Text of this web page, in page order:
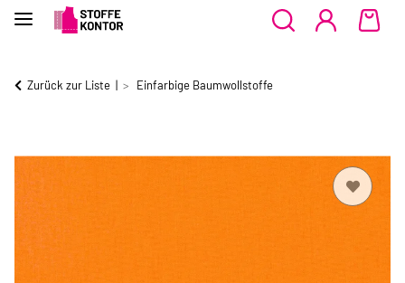
Zurück zur Liste Einfarbige Baumwollstoffe